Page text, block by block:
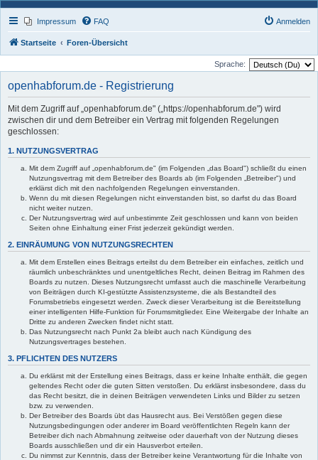
Impressum FAQ Anmelden
Startseite Foren-Übersicht
Sprache:
openhabforum.de - Registrierung
Mit dem Zugriff auf „openhabforum.de" („https://openhabforum.de") wird
zwischen dir und dem Betreiber ein Vertrag mit folgenden Regelungen
geschlossen:
1. NUTZUNGSVERTRAG
Mit dem Zugriff auf „openhabforum.de" (im Folgenden „das Board") schließt du einen
Nutzungsvertrag mit dem Betreiber des Boards ab (im Folgenden „Betreiber") und
erklärst dich mit den nachfolgenden Regelungen einverstanden.
Wenn du mit diesen Regelungen nicht einverstanden bist, so darfst du das Board
nicht weiter nutzen.
Der Nutzungsvertrag wird auf unbestimmte Zeit geschlossen und kann von beiden
Seiten ohne Einhaltung einer Frist jederzeit gekündigt werden.
2. EINRÄUMUNG VON NUTZUNGSRECHTEN
Mit dem Erstellen eines Beitrags erteilst du dem Betreiber ein einfaches, zeitlich und
räumlich unbeschränktes und unentgeltliches Recht, deinen Beitrag im Rahmen des
Boards zu nutzen. Dieses Nutzungsrecht umfasst auch die maschinelle Verarbeitung
von Beiträgen durch KI-gestützte Assistenzsysteme, die als Bestandteil des
Forumsbetriebs eingesetzt werden. Zweck dieser Verarbeitung ist die Bereitstellung
einer intelligenten Hilfe-Funktion für Forumsmitglieder. Eine Weitergabe der Inhalte an
Dritte zu anderen Zwecken findet nicht statt.
Das Nutzungsrecht nach Punkt 2a bleibt auch nach Kündigung des
Nutzungsvertrages bestehen.
3. PFLICHTEN DES NUTZERS
Du erklärst mit der Erstellung eines Beitrags, dass er keine Inhalte enthält, die gegen
geltendes Recht oder die guten Sitten verstoßen. Du erklärst insbesondere, dass du
das Recht besitzt, die in deinen Beiträgen verwendeten Links und Bilder zu setzen
bzw. zu verwenden.
Der Betreiber des Boards übt das Hausrecht aus. Bei Verstößen gegen diese
Nutzungsbedingungen oder anderer im Board veröffentlichten Regeln kann der
Betreiber dich nach Abmahnung zeitweise oder dauerhaft von der Nutzung dieses
Boards ausschließen und dir ein Hausverbot erteilen.
Du nimmst zur Kenntnis, dass der Betreiber keine Verantwortung für die Inhalte von